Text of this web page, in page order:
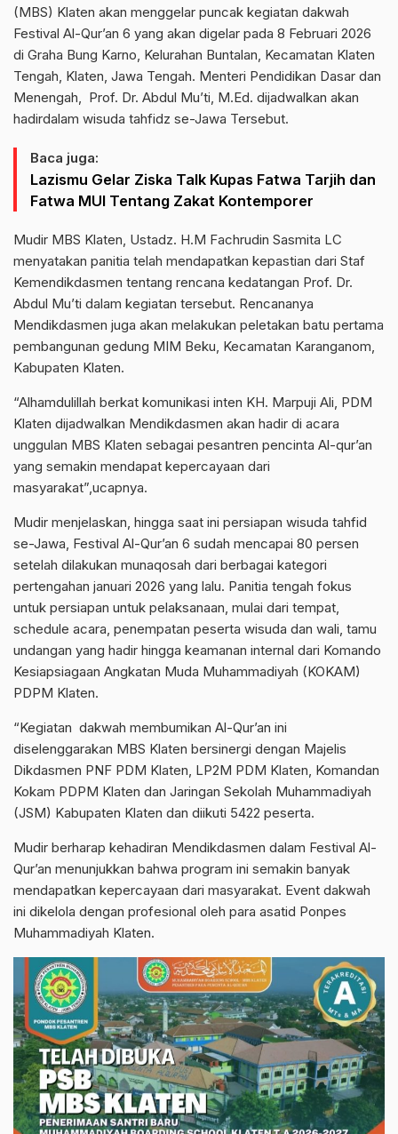
(MBS) Klaten akan menggelar puncak kegiatan dakwah
Festival Al-Qur’an 6 yang akan digelar pada 8 Februari 2026
di Graha Bung Karno, Kelurahan Buntalan, Kecamatan Klaten
Tengah, Klaten, Jawa Tengah. Menteri Pendidikan Dasar dan
Menengah, Prof. Dr. Abdul Mu’ti, M.Ed. dijadwalkan akan
hadirdalam wisuda tahfidz se-Jawa Tersebut.
Baca juga:
Lazismu Gelar Ziska Talk Kupas Fatwa Tarjih dan
Fatwa MUI Tentang Zakat Kontemporer
Mudir MBS Klaten, Ustadz. H.M Fachrudin Sasmita LC
menyatakan panitia telah mendapatkan kepastian dari Staf
Kemendikdasmen tentang rencana kedatangan Prof. Dr.
Abdul Mu’ti dalam kegiatan tersebut. Rencananya
Mendikdasmen juga akan melakukan peletakan batu pertama
pembangunan gedung MIM Beku, Kecamatan Karanganom,
Kabupaten Klaten.
“Alhamdulillah berkat komunikasi inten KH. Marpuji Ali, PDM
Klaten dijadwalkan Mendikdasmen akan hadir di acara
unggulan MBS Klaten sebagai pesantren pencinta Al-qur’an
yang semakin mendapat kepercayaan dari
masyarakat”,ucapnya.
Mudir menjelaskan, hingga saat ini persiapan wisuda tahfid
se-Jawa, Festival Al-Qur’an 6 sudah mencapai 80 persen
setelah dilakukan munaqosah dari berbagai kategori
pertengahan januari 2026 yang lalu. Panitia tengah fokus
untuk persiapan untuk pelaksanaan, mulai dari tempat,
schedule acara, penempatan peserta wisuda dan wali, tamu
undangan yang hadir hingga keamanan internal dari Komando
Kesiapsiagaan Angkatan Muda Muhammadiyah (KOKAM)
PDPM Klaten.
“Kegiatan dakwah membumikan Al-Qur’an ini
diselenggarakan MBS Klaten bersinergi dengan Majelis
Dikdasmen PNF PDM Klaten, LP2M PDM Klaten, Komandan
Kokam PDPM Klaten dan Jaringan Sekolah Muhammadiyah
(JSM) Kabupaten Klaten dan diikuti 5422 peserta.
Mudir berharap kehadiran Mendikdasmen dalam Festival Al-
Qur’an menunjukkan bahwa program ini semakin banyak
mendapatkan kepercayaan dari masyarakat. Event dakwah
ini dikelola dengan profesional oleh para asatid Ponpes
Muhammadiyah Klaten.